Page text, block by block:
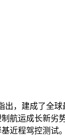
建成了全球
运成长新
近程驾控测